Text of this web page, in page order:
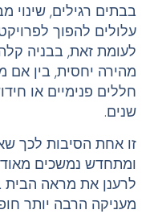
בבתים רגילים, שינוי
עלולים להפוך
לעומת זאת, בבניה
מהירה יחסית, בין אם
חללים פנימיים או
שנים.
זו אחת הסיבות לכך
ומתחדש נמשכים מאוד
לרענן את מראה הבית
מעניקה הרבה יותר